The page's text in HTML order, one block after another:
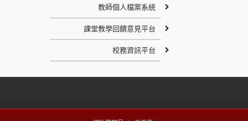
教師個人檔案系統
課堂教學回饋意見平台
校務資訊平台